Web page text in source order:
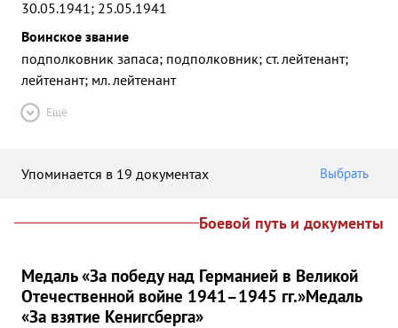
30.05.1941; 25.05.1941
Воинское звание
подполковник запаса; подполковник; ст. лейтенант;
лейтенант; мл. лейтенант
Ещё
Упоминается в 19 документах Выбрать
Боевой путь и документы
Медаль «За победу над Германией в Великой
Отечественной войне 1941–1945 гг.»Медаль
«За взятие Кенигсберга»